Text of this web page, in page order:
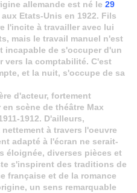
allemande est né le 29
Etats-Unis en 1922. Fils
l'incite à travailler avec lui
mais le travail manuel n'est
incapable de s'occuper d'un
vers la comptabilité. C'est
et la nuit, s'occupe de sa
d'acteur, fortement
scène de théâtre Max
1912. D'ailleurs,
à travers l'oeuvre
adapté à l'écran ne serait-
éloignée, diverses pièces et
s'inspirent des traditions de
française et de la romance
un sens remarquable